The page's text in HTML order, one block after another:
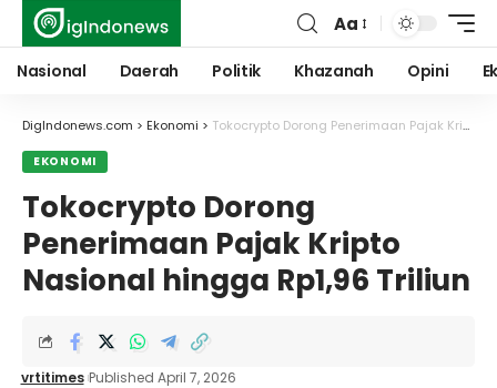
Font
Resizer
Aa
Nasional Daerah Politik Khazanah Opini
DigIndonews.com > Ekonomi > Tokocrypto Dorong Penerimaan Pajak Kripto Nasional hingga Rp1,96 Triliun
EKONOMI
Tokocrypto Dorong
Penerimaan Pajak Kripto
Nasional hingga Rp1,96 Triliun
vrtitimes Published April 7, 2026